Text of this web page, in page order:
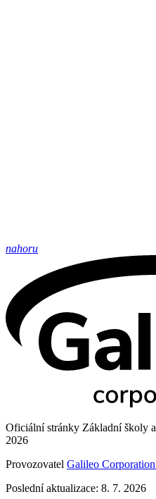
nahoru
Oficiální stránky Základní školy
2026
Provozovatel Galileo Corporation
Poslední aktualizace: 8. 7. 2026